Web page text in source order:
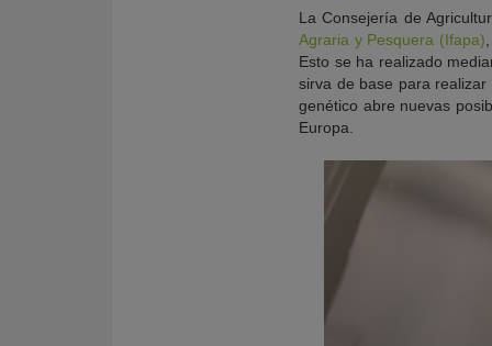
La Consejería de
Agraria y Pesquera (Ifapa)
Esto se ha realizado
sirva de base para
genético abre nuevas
Europa.